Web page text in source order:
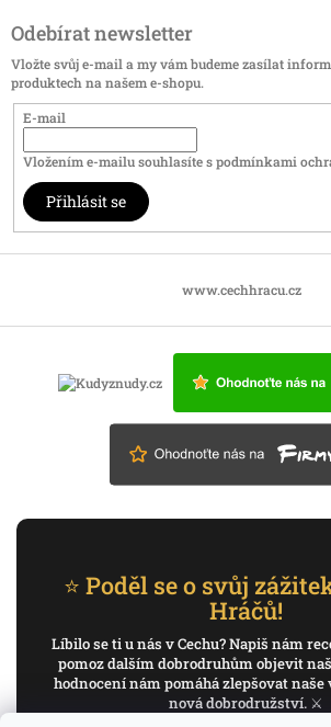
Odebírat newsletter
Vložte svůj e-mail a my vám budeme zasílat
produktech na našem e-shopu.
E-mail
Vložením e-mailu souhlasíte spodmínkami
Přihlásit se
www.cechhracu.cz
⭐ Poděl se o svůj
Hráčů!
Líbilo se ti u nás v Cechu? Napiš nám
pomoz dalším dobrodruhům objevit
hodnocení nám pomáhá zlepšovat
nová dobrodružství. ⚔️